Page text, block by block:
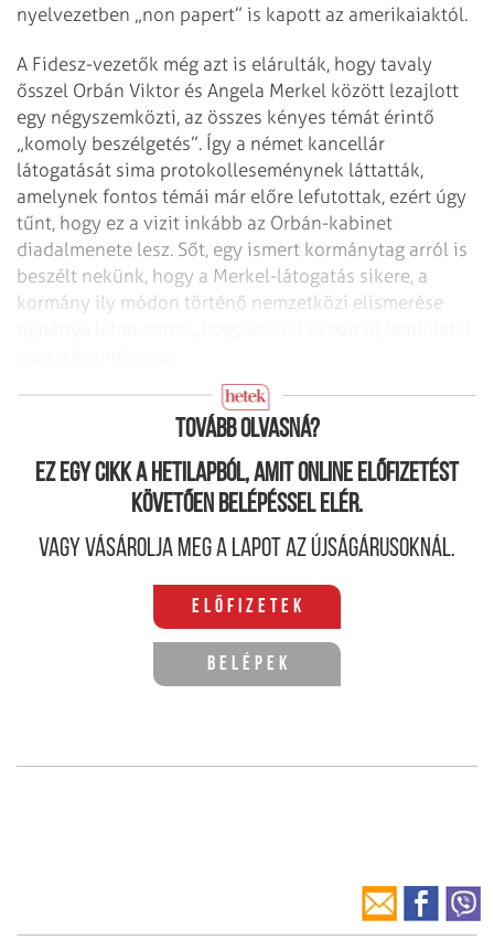
nyelvezetben „non papert” is kapott az amerikaiaktól.
A Fidesz-vezetők még azt is elárulták, hogy tavaly
ősszel Orbán Viktor és Angela Merkel között lezajlott
egy négyszemközti, az összes kényes témát érintő
„komoly beszélgetés”. Így a német kancellár
látogatását sima protokolleseménynek láttatták,
amelynek fontos témái már előre lefutottak, ezért úgy
tűnt, hogy ez a vizit inkább az Orbán-kabinet
diadalmenete lesz. Sőt, egy ismert kormánytag arról is
beszélt nekünk, hogy a Merkel-látogatás sikere, a
kormány ily módon történő nemzetközi elismerése
Eltérő a demokrácia-felfogásuk
Tovább olvasná?
Ez egy cikk a hetilapból, amit online előfizetést
követően belépéssel elér.
Vagy vásárolja meg a lapot az újságárusoknál.
Előfizetek
Belépek